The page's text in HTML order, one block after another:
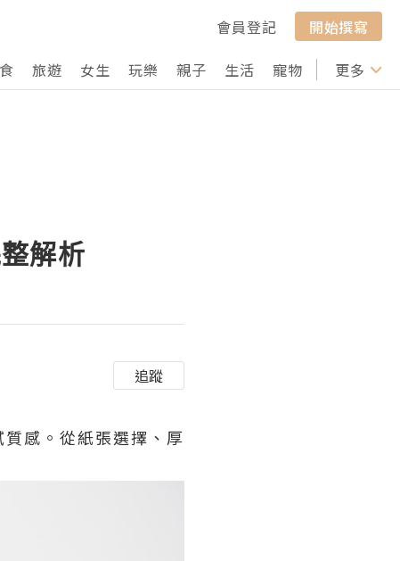
會員登記
開始撰寫
旅遊 女生 玩樂 親子 生活 寵物 行山 打卡
更多
解析
追蹤
感。從紙張選擇、厚